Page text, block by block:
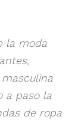
la moda
a paso la
de ropa